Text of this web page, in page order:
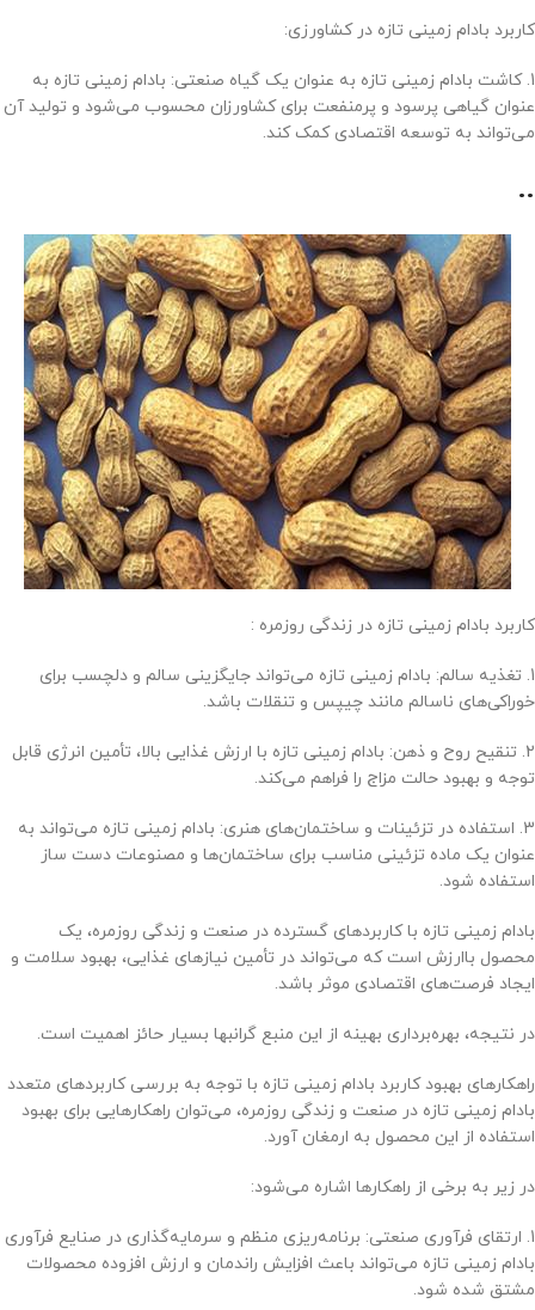
کاربرد بادام زمینی تازه در کشاورزی:
1. کاشت بادام زمینی تازه به عنوان یک گیاه صنعتی: بادام زمینی تازه به
عنوان گیاهی پرسود و پرمنفعت برای کشاورزان محسوب می‌شود و تولید آن
می‌تواند به توسعه اقتصادی کمک کند.
..
کاربرد بادام زمینی تازه در زندگی روزمره :
1. تغذیه سالم: بادام زمینی تازه می‌تواند جایگزینی سالم و دلچسب برای
خوراکی‌های ناسالم مانند چیپس و تنقلات باشد.
2. تنقیح روح و ذهن: بادام زمینی تازه با ارزش غذایی بالا، تأمین انرژی قابل
توجه و بهبود حالت مزاج را فراهم می‌کند.
3. استفاده در تزئینات و ساختمان‌های هنری: بادام زمینی تازه می‌تواند به
عنوان یک ماده تزئینی مناسب برای ساختمان‌ها و مصنوعات دست ساز
استفاده شود.
بادام زمینی تازه با کاربردهای گسترده در صنعت و زندگی روزمره، یک
محصول باارزش است که می‌تواند در تأمین نیازهای غذایی، بهبود سلامت و
ایجاد فرصت‌های اقتصادی موثر باشد.
در نتیجه، بهره‌برداری بهینه از این منبع گرانبها بسیار حائز اهمیت است.
راهکارهای بهبود کاربرد بادام زمینی تازه با توجه به بررسی کاربردهای متعدد
بادام زمینی تازه در صنعت و زندگی روزمره، می‌توان راهکارهایی برای بهبود
استفاده از این محصول به ارمغان آورد.
در زیر به برخی از راهکارها اشاره می‌شود:
1. ارتقای فرآوری صنعتی: برنامه‌ریزی منظم و سرمایه‌گذاری در صنایع فرآوری
بادام زمینی تازه می‌تواند باعث افزایش راندمان و ارزش افزوده محصولات
مشتق شده شود.